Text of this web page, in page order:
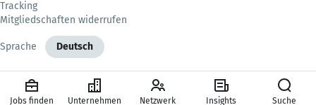
Tracking
Mitgliedschaften widerrufen
Sprache Deutsch
Jobs finden Unternehmen Netzwerk Insights Suche